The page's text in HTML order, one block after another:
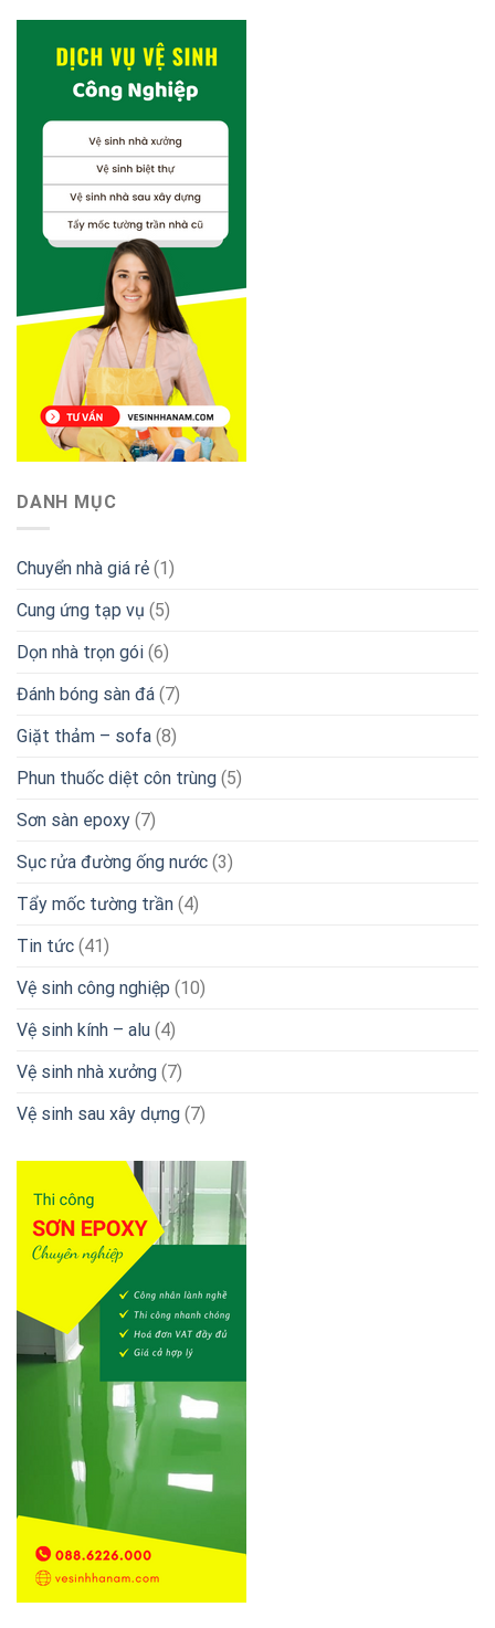
DANH MỤC
Chuyển nhà giá rẻ (1)
Cung ứng tạp vụ (5)
Dọn nhà trọn gói (6)
Đánh bóng sàn đá (7)
Giặt thảm – sofa (8)
Phun thuốc diệt côn trùng (5)
Sơn sàn epoxy (7)
Sục rửa đường ống nước (3)
Tẩy mốc tường trần (4)
Tin tức (41)
Vệ sinh công nghiệp (10)
Vệ sinh kính – alu (4)
Vệ sinh nhà xưởng (7)
Vệ sinh sau xây dựng (7)